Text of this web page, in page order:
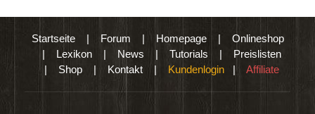
Startseite| Forum | Homepage| Onlineshop
| Lexikon | News | Tutorials | Preislisten
| Shop | Kontakt | Kundenlogin | Affiliate